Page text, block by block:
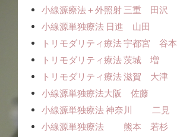
小線源療法＋外照射 三重 田沢
小線源単独療法ㅤㅤ 日進 山田
トリモダリティ療法 宇都宮 谷本
トリモダリティ療法 茨城 増
トリモダリティ療法 滋賀 大津
小線源単独療法ㅤㅤ大阪 佐藤
小線源単独療法 神奈川 二見
小線源単独療法 熊本 若杉